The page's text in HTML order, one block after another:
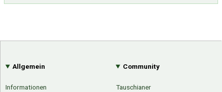
Allgemein
Informationen
Community
Tauschianer